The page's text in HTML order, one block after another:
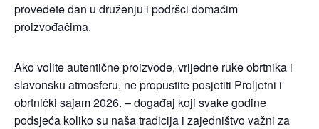
provedete dan u druženju i podršci domaćim
proizvođačima.
Ako volite autentične proizvode, vrijedne ruke obrtnika i
slavonsku atmosferu, ne propustite posjetiti Proljetni i
obrtnički sajam 2026. – događaj koji svake godine
podsjeća koliko su naša tradicija i zajedništvo važni za